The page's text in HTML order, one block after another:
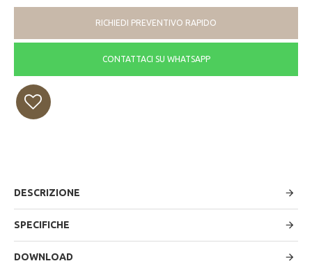
RICHIEDI PREVENTIVO RAPIDO
CONTATTACI SU WHATSAPP
DESCRIZIONE
SPECIFICHE
DOWNLOAD